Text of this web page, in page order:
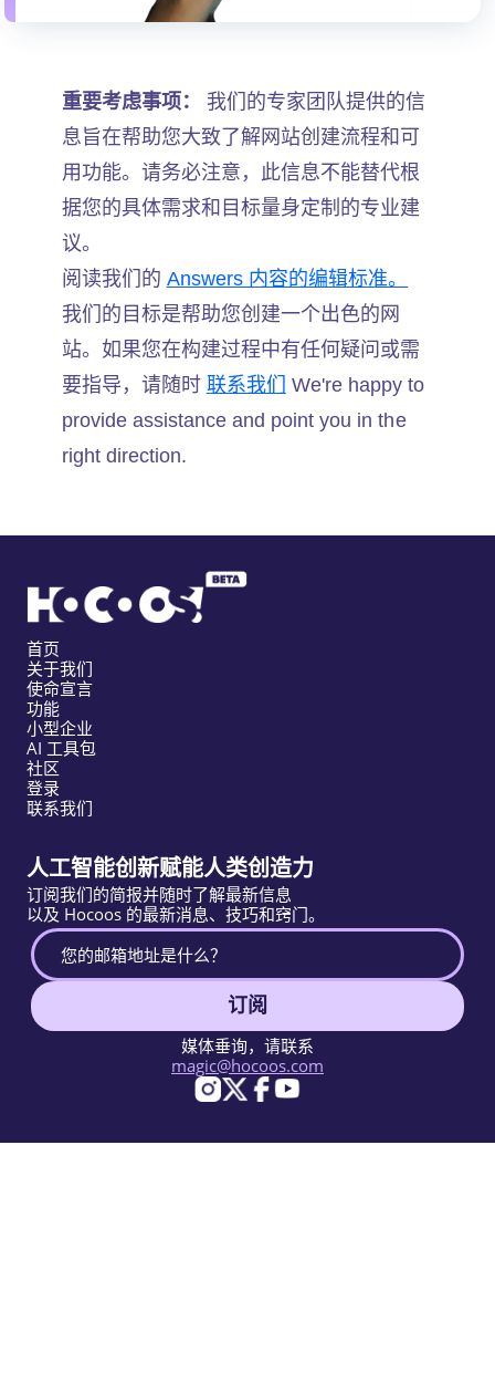
重要考虑事项：
我们的专家团队提供的信
息旨在帮助您大致了解网站创建流程和可
用功能。请务必注意，此信息不能替代根
据您的具体需求和目标量身定制的专业建
议。
阅读我们的 Answers 内容的编辑标准。
我们的目标是帮助您创建一个出色的网
站。如果您在构建过程中有任何疑问或需
要指导，请随时 联系我们
We're happy to
provide assistance and point you in the
right direction.
首页
关于我们
使命宣言
功能
小型企业
AI 工具包
社区
登录
联系我们
人工智能创新赋能人类创造力
订阅我们的简报并随时了解最新信息
以及 Hocoos 的最新消息、技巧和窍门。
订阅
媒体垂询，请联系
magic@hocoos.com